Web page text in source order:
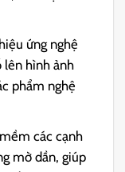
ứng nghệ
lên hình ảnh
phẩm nghệ
các cạnh
mờ dần, giúp